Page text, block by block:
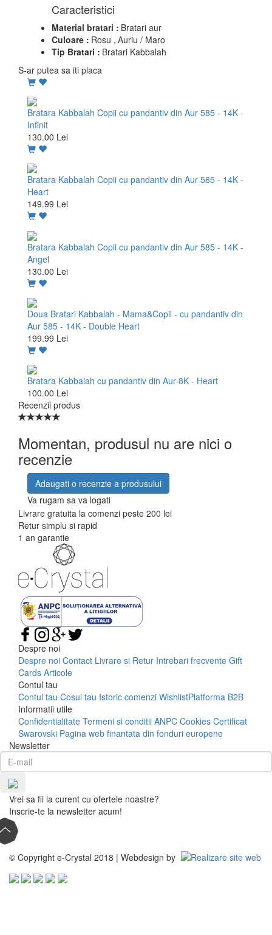
Caracteristici
Material bratari : Bratari aur
Culoare : Rosu , Auriu / Maro
Tip Bratari : Bratari Kabbalah
S-ar putea sa iti placa
Bratara Kabbalah Copii cu pandantiv din Aur 585 - 14K -
Infinit
130.00 Lei
Bratara Kabbalah Copii cu pandantiv din Aur 585 - 14K -
Heart
149.99 Lei
Bratara Kabbalah Copii cu pandantiv din Aur 585 - 14K -
Angel
130.00 Lei
Doua Bratari Kabbalah - Mama&Copil - cu pandantiv din
Aur 585 - 14K - Double Heart
199.99 Lei
Bratara Kabbalah cu pandantiv din Aur-8K - Heart
100.00 Lei
Recenzii produs
Momentan, produsul nu are nici o
recenzie
Adaugati o recenzie a produsului
Va rugam sa va logati
Livrare gratuita la comenzi peste 200 lei
Retur simplu si rapid
1 an garantie
Despre noi
Despre noi Contact Livrare si Retur Intrebari frecvente Gift
Cards Articole
Contul tau
Contul tau Cosul tau Istoric comenzi WishlistPlatforma B2B
Informatii utile
Confidentialitate Termeni si conditii ANPC Cookies Certificat
Swarovski Pagina web finantata din fonduri europene
Newsletter
Vrei sa fii la curent cu ofertele noastre?
Inscrie-te la newsletter acum!
© Copyright e-Crystal 2018 | Webdesign by